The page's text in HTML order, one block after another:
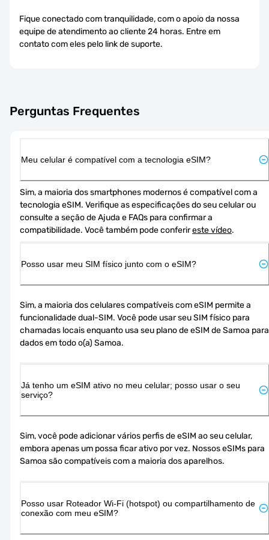
Fique conectado com tranquilidade, com o apoio da nossa
equipe de atendimento ao cliente 24 horas. Entre em
contato com eles pelo link de suporte.
Perguntas Frequentes
Meu celular é compatível com a tecnologia eSIM?
Sim, a maioria dos smartphones modernos é compatível com a
tecnologia eSIM. Verifique as especificações do seu celular ou
consulte a seção de Ajuda e FAQs para confirmar a
compatibilidade. Você também pode conferir este vídeo.
Posso usar meu SIM físico junto com o eSIM?
Sim, a maioria dos celulares compatíveis com eSIM permite a
funcionalidade dual-SIM. Você pode usar seu SIM físico para
chamadas locais enquanto usa seu plano de eSIM de Samoa para
dados em todo o(a) Samoa.
Já tenho um eSIM ativo no meu celular; posso usar o seu
serviço?
Sim, você pode adicionar vários perfis de eSIM ao seu celular,
embora apenas um possa ficar ativo por vez. Nossos eSIMs para
Samoa são compatíveis com a maioria dos aparelhos.
Posso usar Roteador Wi-Fi (hotspot) ou compartilhamento de
conexão com meu eSIM?